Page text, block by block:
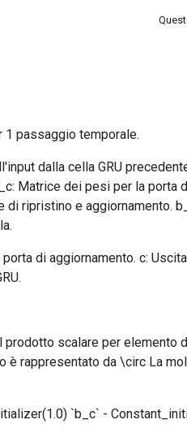
1 passaggio temporale.
dalla cella GRU
Matrice dei pesi per la porta
ripristino e aggiornamento.
di aggiornamento. c:
prodotto scalare per elemento
è rappresentato da \circ La
`b_c` -